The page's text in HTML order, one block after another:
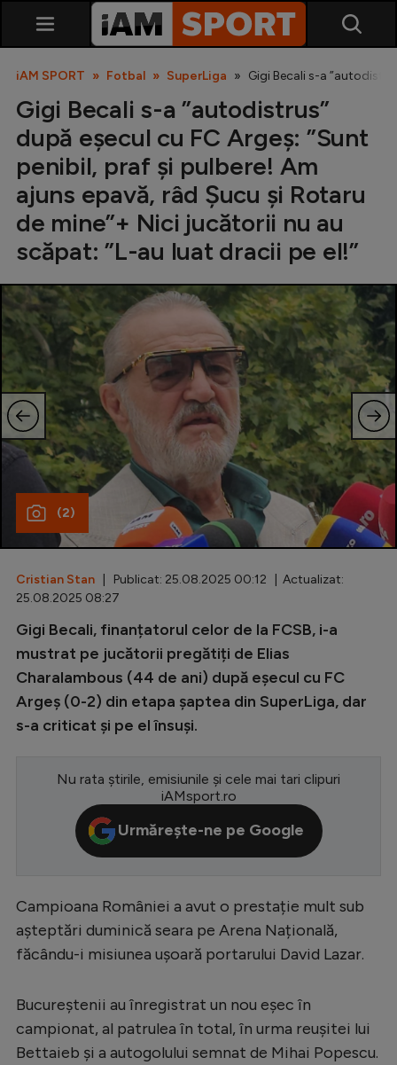
SuperLiga
Liga 2
Cupa României
Echipa Națională
U21
Fotbal feminin
Special
Diverse
Clasamente
Champions League
Europa League
Conference League
CM 2026
LaLiga
Serie A
Campionate
Starurile fotbalului
Stranieri
Clasamente
iAM SPORT Fotbal SuperLiga Gigi Becali s-a
Gigi Becali s-a ”autodistrus”
după eșecul cu FC Argeș: ”Sunt
penibil, praf și pulbere! Am
ajuns epavă, râd Șucu și Rotaru
de mine”+ Nici jucătorii nu au
scăpat: ”L-au luat dracii pe el!”
(2)
Cristian Stan | Publicat: 25.08.2025 00:12 | Actualizat:
25.08.2025 08:27
Gigi Becali, finanțatorul celor de la FCSB, i-a
mustrat pe jucătorii pregătiți de Elias
Charalambous (44 de ani) după eșecul cu FC
Argeș (0-2) din etapa șaptea din SuperLiga, dar
s-a criticat și pe el însuși.
Nu rata știrile, emisiunile și cele mai tari clipuri
iAMsport.ro
Urmărește-ne pe Google
Campioana României a avut o prestație mult sub
așteptări duminică seara pe Arena Națională,
făcându-i misiunea ușoară portarului David Lazar.
Bucureștenii au înregistrat un nou eșec în
campionat, al patrulea în total, în urma reușitei lui
Bettaieb și a autogolului semnat de Mihai Popescu.